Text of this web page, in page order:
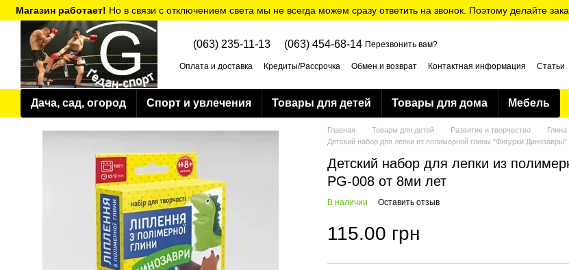
Перейти к основному контенту
Магазин работает! Но в связи с отключением света мы не всегда можем сразу ответить на звонок. Поэтому делайте
(063) 235-11-13 (063) 454-68-14 Перезвонить вам?
Оплата и доставка Кредиты/Рассрочка Обмен и возврат Контактная информация Статьи
Дача, сад, огород Спорт и увлечения Товары для детей Товары для дома Мебель
Главная Товары для детей Развитие и творчество
Детский набор для лепки из полимерной глины "Фигурки
Детский набор для лепки из
PG-008 от 8ми лет
В наличии Оставить отзыв
115.00 грн